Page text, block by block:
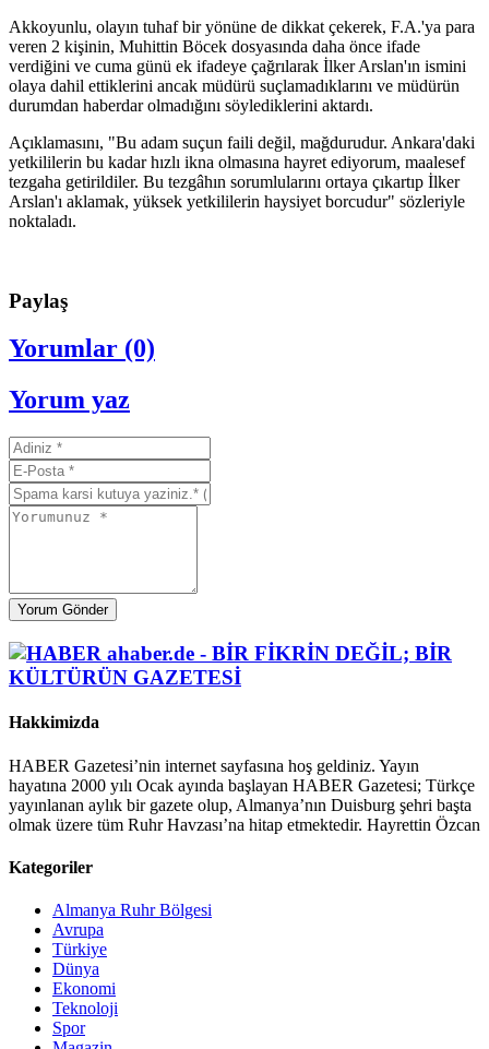
Akkoyunlu, olayın tuhaf bir yönüne de dikkat çekerek, F.A.'ya para
veren 2 kişinin, Muhittin Böcek dosyasında daha önce ifade
verdiğini ve cuma günü ek ifadeye çağrılarak İlker Arslan'ın ismini
olaya dahil ettiklerini ancak müdürü suçlamadıklarını ve müdürün
durumdan haberdar olmadığını söylediklerini aktardı.
Açıklamasını, "Bu adam suçun faili değil, mağdurudur. Ankara'daki
yetkililerin bu kadar hızlı ikna olmasına hayret ediyorum, maalesef
tezgaha getirildiler. Bu tezgâhın sorumlularını ortaya çıkartıp İlker
Arslan'ı aklamak, yüksek yetkililerin haysiyet borcudur" sözleriyle
noktaladı.
Paylaş
Yorumlar (0)
Yorum yaz
Yorum Gönder
Hakkimizda
HABER Gazetesi’nin internet sayfasına hoş geldiniz. Yayın
hayatına 2000 yılı Ocak ayında başlayan HABER Gazetesi; Türkçe
yayınlanan aylık bir gazete olup, Almanya’nın Duisburg şehri başta
olmak üzere tüm Ruhr Havzası’na hitap etmektedir. Hayrettin Özcan
Kategoriler
Almanya Ruhr Bölgesi
Avrupa
Türkiye
Dünya
Ekonomi
Teknoloji
Spor